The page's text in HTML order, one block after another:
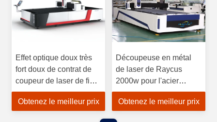
Effet optique doux très
fort doux de contrat de
coupeur de laser de fibre
d'acier
Obtenez le meilleur prix
Découpeuse en métal
de laser de Raycus
2000w pour l'acier
inoxydable
Obtenez le meilleur prix